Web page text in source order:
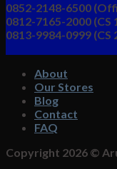
0852-2148-6500
0812-7165-2000 (CS
0813-9984-0999 (CS
About
Our Stores
Blog
Contact
FAQ
Copyright 2026 ©